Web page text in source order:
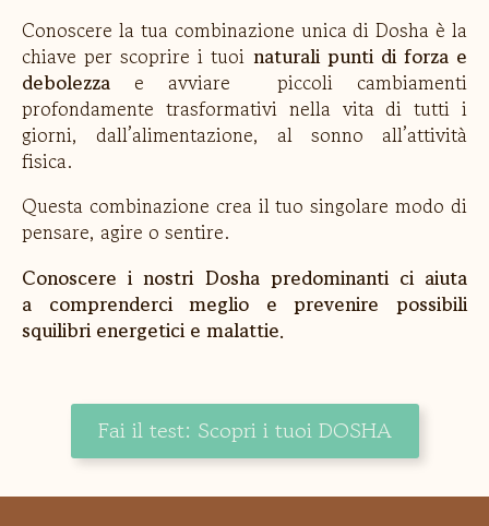
Conoscere la tua combinazione unica di Dosha è la
chiave per scoprire i tuoi naturali punti di forza e
debolezza e avviare piccoli cambiamenti
profondamente trasformativi nella vita di tutti i
giorni, dall’alimentazione, al sonno all’attività
fisica.
Questa combinazione crea il tuo singolare modo di
pensare, agire o sentire.
Conoscere i nostri Dosha predominanti ci aiuta
a comprenderci meglio e prevenire possibili
squilibri energetici e malattie.
Fai il test: Scopri i tuoi DOSHA